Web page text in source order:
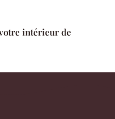
intérieur de